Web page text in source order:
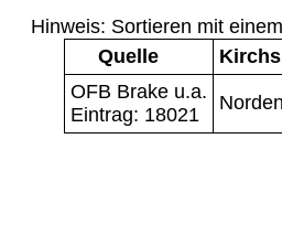
Hinweis: Sortieren mit
Quelle
OFB Brake u.a.
Eintrag: 18021
Norden